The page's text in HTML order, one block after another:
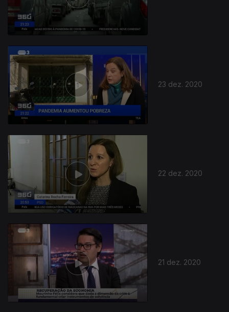
23 dez. 2020
22 dez. 2020
21 dez. 2020
513423